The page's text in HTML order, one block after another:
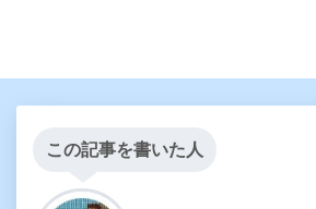
この記事を書いた人